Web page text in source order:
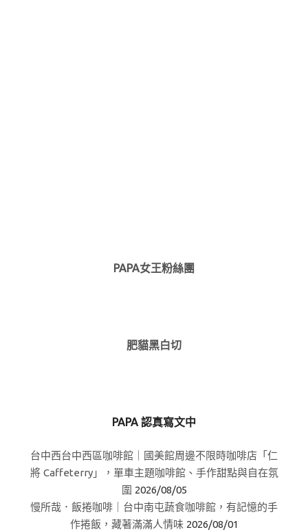
PAPA女王粉絲團
肥貓黑白切
PAPA 認真寫文中
台中西台中西區咖啡館｜國美館周邊不限時咖啡店「仁
將 Caffeterry」，單車主題咖啡館、手作甜點與自在氛
圍 2026/08/05
慢所哉．飯捲咖啡｜台中南屯蔬食咖啡館，有記憶的手
作捲飯，藏著滿滿人情味 2026/08/01